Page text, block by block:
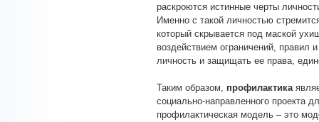
раскроются истинные черты
Именно с такой личностью
который скрывается под маской
воздействием ограничений,
личность и защищать ее права,
Таким образом, профилактика
социально-направленного проекта
профилактическая модель – это